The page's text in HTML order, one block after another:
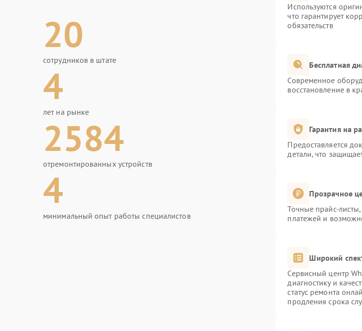
20
сотрудников в штате
4
лет на рынке
2584
отремонтированных устройств
4
минимальный опыт работы специалистов
Используются
что гарантирует
обязательств
Бесплатная
Современное
восстановление в
Гарантия на
Предоставляется
детали, что
Прозрачное
Точные прайс-
платежей и
Широкий
Сервисный центр
диагностику и
статус ремонта
продления срока